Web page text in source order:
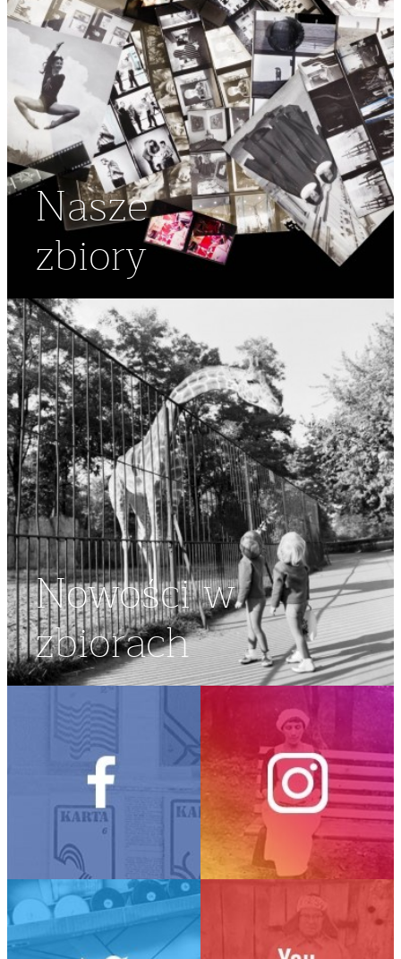
Nasze
zbiory
Nowości w
zbiorach